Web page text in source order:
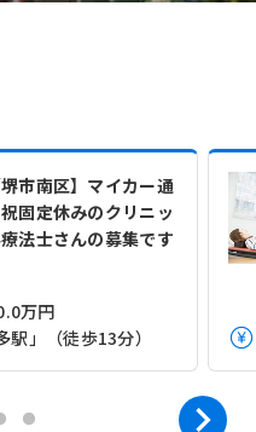
堺市南区】マイカー通
固定休みのクリニッ
法士さんの募集です
万円
」（徒歩13分）